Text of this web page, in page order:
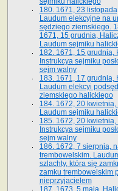
180. 1671, 23
Laudum elekcyjne na
sędziego ziemskiego.
1671, 15 grudnia,
Laudum sejmiku
182. 1671, 15 grudnia,
Instrukcya sejmiku
sejm walny
183. 1671, 17 grudnia,
Laudum elekcyi
ziemskiego halickiego
184. 1672, 20 kwietnia,
Laudum sejmiku
185. 1672, 20 kwietnia,
Instrukcya sejmiku
sejm walny
186. 1672, 7 sierpnia,
trembowelskim.
szlachty, która się
zamku trembowelskim
nieprzyjacielem
187. 1673, 5 maja,